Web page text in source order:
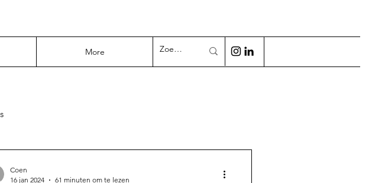
More
Coen
16 jan 2024
61 minuten om te lezen